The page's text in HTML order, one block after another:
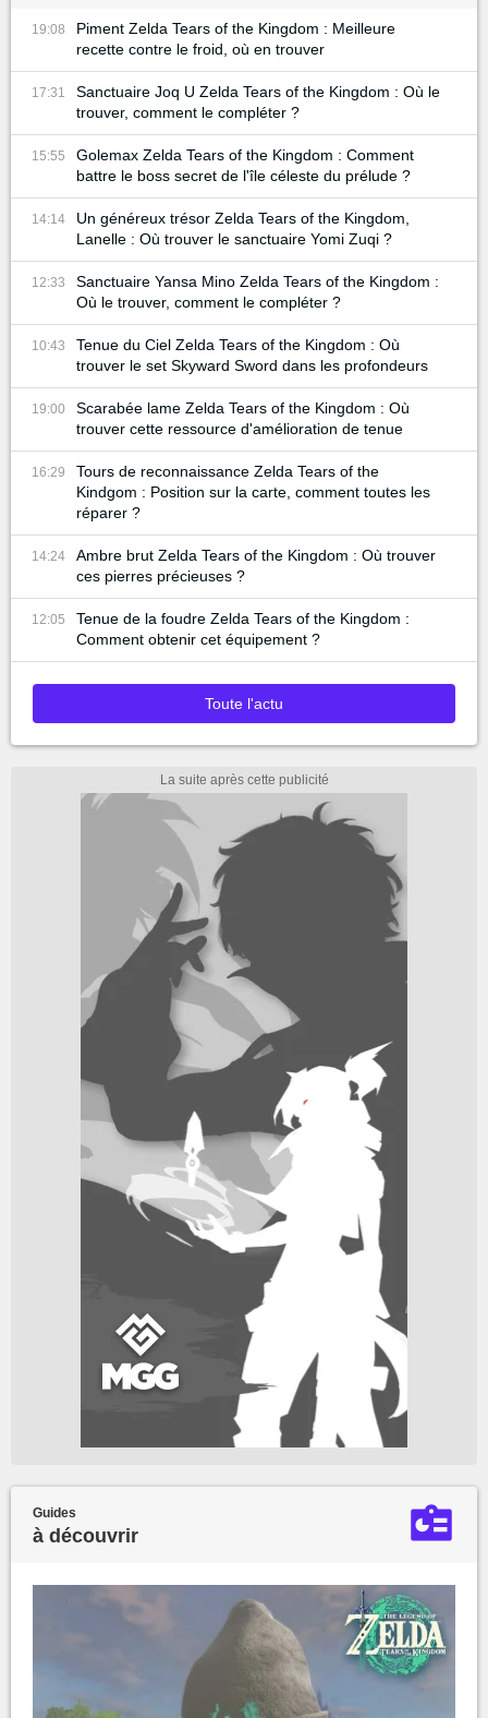
19:08
Piment Zelda Tears of the Kingdom : Meilleure
recette contre le froid, où en trouver
17:31
Sanctuaire Joq U Zelda Tears of the Kingdom : Où le
trouver, comment le compléter ?
15:55
Golemax Zelda Tears of the Kingdom : Comment
battre le boss secret de l'île céleste du prélude ?
14:14
Un généreux trésor Zelda Tears of the Kingdom,
Lanelle : Où trouver le sanctuaire Yomi Zuqi ?
12:33
Sanctuaire Yansa Mino Zelda Tears of the Kingdom :
Où le trouver, comment le compléter ?
10:43
Tenue du Ciel Zelda Tears of the Kingdom : Où
trouver le set Skyward Sword dans les profondeurs
19:00
Scarabée lame Zelda Tears of the Kingdom : Où
trouver cette ressource d'amélioration de tenue
16:29
Tours de reconnaissance Zelda Tears of the
Kindgom : Position sur la carte, comment toutes les
réparer ?
14:24
Ambre brut Zelda Tears of the Kingdom : Où trouver
ces pierres précieuses ?
12:05
Tenue de la foudre Zelda Tears of the Kingdom :
Comment obtenir cet équipement ?
Toute l'actu
Guides
à découvrir